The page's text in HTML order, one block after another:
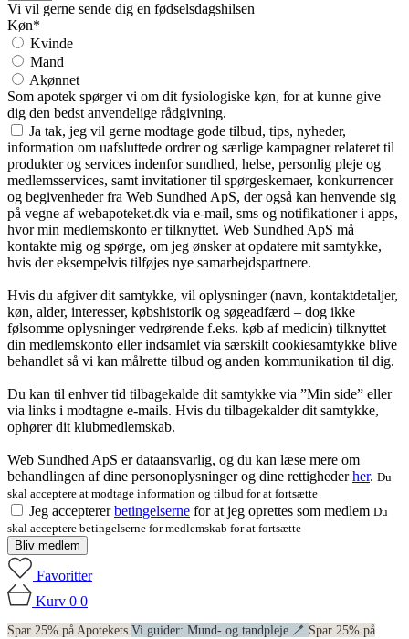
Vi vil gerne sende dig en fødselsdagshilsen
Køn*
Kvinde
Mand
Akønnet
Som apotek spørger vi om dit fysiologiske køn, for at kunne give
dig den bedst anvendelige rådgivning.
Ja tak, jeg vil gerne modtage gode tilbud, tips, nyheder,
information om uafsluttede ordrer og særlige kampagner relateret til
produkter og services indenfor sundhed, helse, personlig pleje og
medlemsservices, samt invitationer til spørgeskemaer, konkurrencer
og begivenheder fra Web Sundhed ApS, der også kan henvende sig
på vegne af webapoteket.dk via e-mail, sms og notifikationer i apps,
hvor min medlemskonto er tilknyttet. Web Sundhed ApS må
kontakte mig og spørge, om jeg ønsker at opdatere mit samtykke,
hvis der eksempelvis tilføjes nye samarbejdspartnere.
Hvis du afgiver dit samtykke, vil oplysninger (navn, kontaktdetaljer,
køn, alder, interesser, købshistorik og søgeadfærd – dog ikke
følsomme oplysninger vedrørende f.eks. køb af medicin) tilknyttet
din medlemskonto eller indsamlet via særskilt cookiesamtykke blive
behandlet så vi kan målrette tilbud og anden kommunikation til dig.
Du kan til enhver tid tilbagekalde dit samtykke via ”Min side” eller
via links i modtagne e-mails. Hvis du tilbagekalder dit samtykke,
ophører dit klubmedlemskab.
Web Sundhed ApS er dataansvarlig, og du kan læse mere om
behandlingen af dine personoplysninger og dine rettighederher. Du
skal acceptere at modtage information og tilbud for at fortsætte
Jeg acceptererbetingelserne for at jeg oprettes som medlem Du
skal acceptere betingelserne for medlemskab for at fortsætte
Bliv medlem
Favoritter
Kurv 0 0
Spar 25% på Apotekets Vi guider: Mund- og tandpleje 🪥 Spar 25% på